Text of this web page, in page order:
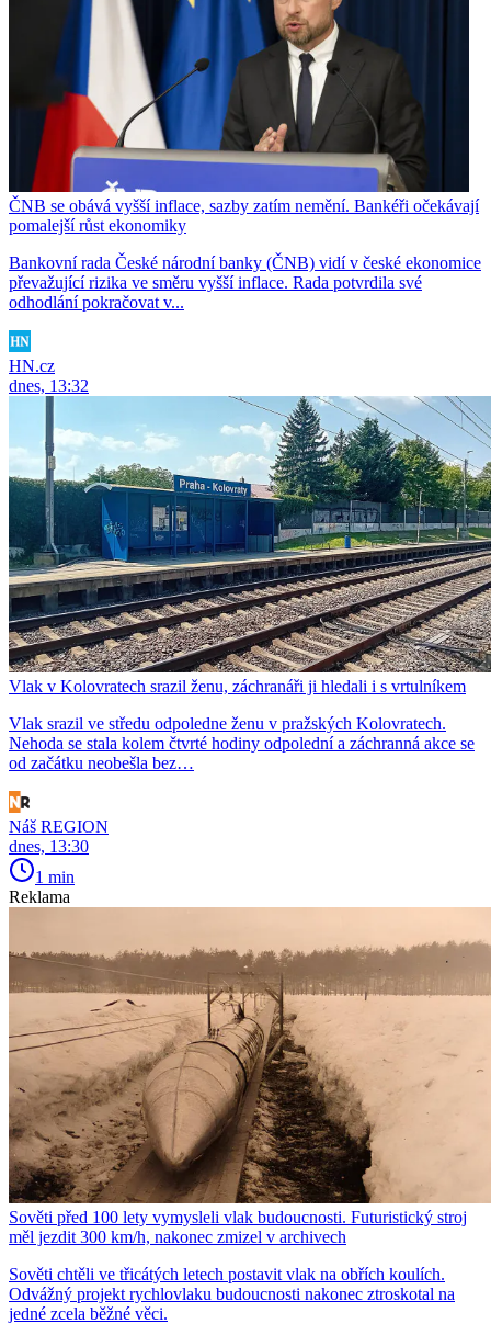
ČNB se obává vyšší inflace, sazby zatím nemění. Bankéři očekávají
pomalejší růst ekonomiky
Bankovní rada České národní banky (ČNB) vidí v české ekonomice
převažující rizika ve směru vyšší inflace. Rada potvrdila své
odhodlání pokračovat v...
HN.cz
dnes, 13:32
Vlak v Kolovratech srazil ženu, záchranáři ji hledali i s vrtulníkem
Vlak srazil ve středu odpoledne ženu v pražských Kolovratech.
Nehoda se stala kolem čtvrté hodiny odpolední a záchranná akce se
od začátku neobešla bez…
Náš REGION
dnes, 13:30
1 min
Reklama
Sověti před 100 lety vymysleli vlak budoucnosti. Futuristický stroj
měl jezdit 300 km/h, nakonec zmizel v archivech
Sověti chtěli ve třicátých letech postavit vlak na obřích koulích.
Odvážný projekt rychlovlaku budoucnosti nakonec ztroskotal na
jedné zcela běžné věci.